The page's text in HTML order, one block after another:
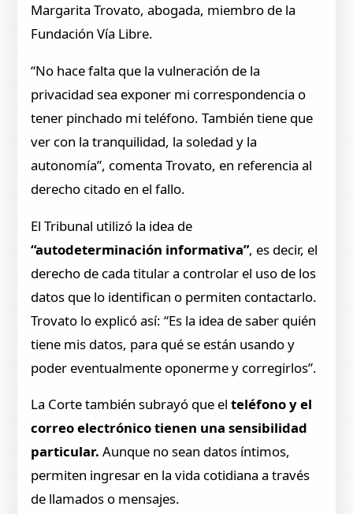
Margarita Trovato, abogada, miembro de la
Fundación Vía Libre.
“No hace falta que la vulneración de la
privacidad sea exponer mi correspondencia o
tener pinchado mi teléfono. También tiene que
ver con la tranquilidad, la soledad y la
autonomía”, comenta Trovato, en referencia al
derecho citado en el fallo.
El Tribunal utilizó la idea de
“autodeterminación informativa”, es decir, el
derecho de cada titular a controlar el uso de los
datos que lo identifican o permiten contactarlo.
Trovato lo explicó así: “Es la idea de saber quién
tiene mis datos, para qué se están usando y
poder eventualmente oponerme y corregirlos”.
La Corte también subrayó que elteléfono y el
correo electrónico tienen una sensibilidad
particular. Aunque no sean datos íntimos,
permiten ingresar en la vida cotidiana a través
de llamados o mensajes.